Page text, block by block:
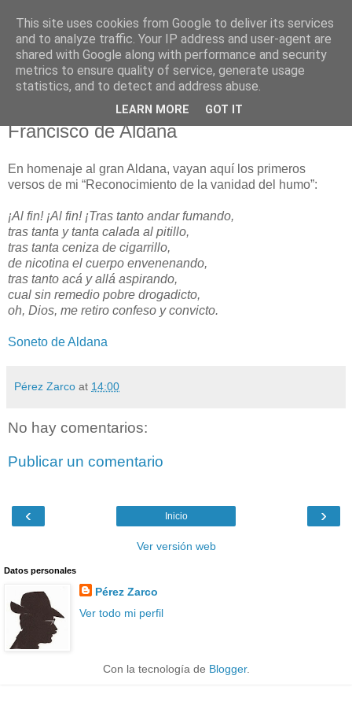
El pisapapeles de Karlsbad
Páginas de un escritor rural
viernes, 1 de agosto de 2008
Francisco de Aldana
En homenaje al gran Aldana, vayan aquí los primeros
versos de mi “Reconocimiento de la vanidad del humo”:
¡Al fin! ¡Al fin! ¡Tras tanto andar fumando,
tras tanta y tanta calada al pitillo,
tras tanta ceniza de cigarrillo,
de nicotina el cuerpo envenenando,
tras tanto acá y allá aspirando,
cual sin remedio pobre drogadicto,
oh, Dios, me retiro confeso y convicto.
Soneto de Aldana
Pérez Zarco at 14:00
No hay comentarios:
Publicar un comentario
‹ ›
Inicio
Ver versión web
Datos personales
Pérez Zarco
Ver todo mi perfil
Con la tecnología de Blogger.
This site uses cookies from Google to deliver its services
and to analyze traffic. Your IP address and user-agent are
shared with Google along with performance and security
metrics to ensure quality of service, generate usage
statistics, and to detect and address abuse.
LEARN MORE GOT IT